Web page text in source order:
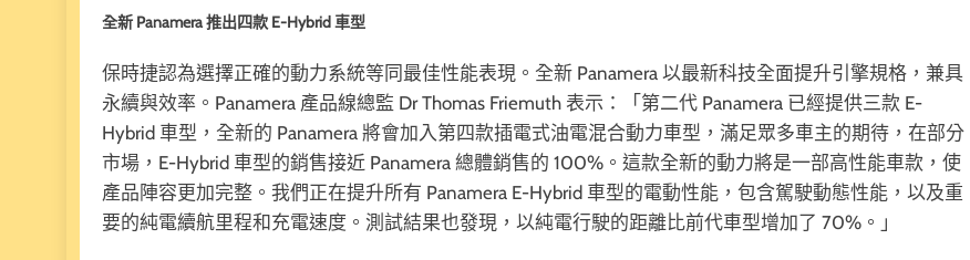
全新 Panamera 推出四款 E-Hybrid 車型
保時捷認為選擇正確的動力系統等同最佳性能表現。全新 Panamera 以最新科技全面提升引擎規格，兼具
永續與效率。Panamera 產品線總監 Dr Thomas Friemuth 表示：「第二代 Panamera 已經提供三款 E-
Hybrid 車型，全新的 Panamera 將會加入第四款插電式油電混合動力車型，滿足眾多車主的期待，在部分
市場，E-Hybrid 車型的銷售接近 Panamera 總體銷售的 100%。這款全新的動力將是一部高性能車款，使
產品陣容更加完整。我們正在提升所有 Panamera E-Hybrid 車型的電動性能，包含駕駛動態性能，以及重
要的純電續航里程和充電速度。測試結果也發現，以純電行駛的距離比前代車型增加了 70%。」